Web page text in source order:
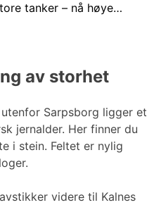
tanker – nå høye…
av storhet
Sarpsborg ligger et
jernalder. Her finner du
i stein. Feltet er nylig
videre til Kalnes